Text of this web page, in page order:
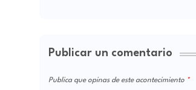
Publicar un comentario
Publica que opinas de este acontecimiento